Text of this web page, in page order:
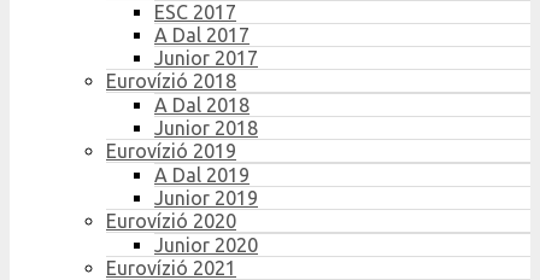
ESC 2017
A Dal 2017
Junior 2017
Eurovízió 2018
A Dal 2018
Junior 2018
Eurovízió 2019
A Dal 2019
Junior 2019
Eurovízió 2020
Junior 2020
Eurovízió 2021